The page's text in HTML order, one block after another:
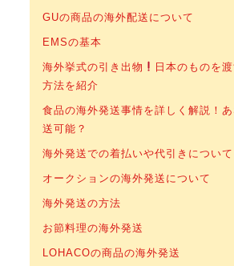
GUの商品の海外配送について
EMSの基本
海外挙式の引き出物 日本のものを
方法を紹介
食品の海外発送事情を詳しく解説！
送可能？
海外発送での着払いや代引きについて
オークションの海外発送について
海外発送の方法
お節料理の海外発送
LOHACOの商品の海外発送